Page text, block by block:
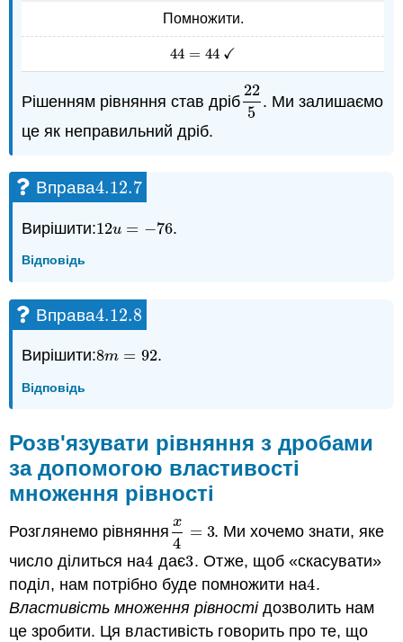
Помножити.
44 = 44 ✓
44 =44✓
Рішенням рівняння став дріб
22
5
225. Ми залишаємо
це як неправильний дріб.
Вправа4.12.7
4.12.7
Вирішити:12u = −76
12u =− 76 .
Відповідь
Вправа4.12.8
4.12.8
Вирішити:8m = 92
8m =92 .
Відповідь
Розв'язувати рівняння з дробами
за допомогою властивості
множення рівності
Розглянемо рівняння
x
4
= 3
x4 =3
. Ми хочемо знати, яке
число ділиться на4
4 дає3
3. Отже, щоб «скасувати»
поділ, нам потрібно буде помножити на4
4.
Властивість множення рівностідозволить нам
це зробити. Ця властивість говорить про те, що